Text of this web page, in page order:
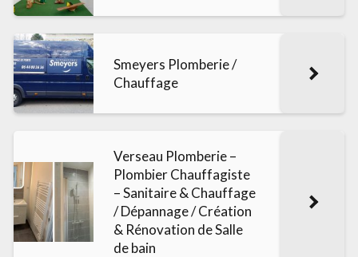
Smeyers Plomberie /
Chauffage
Verseau Plomberie –
Plombier Chauffagiste
– Sanitaire & Chauffage
/ Dépannage / Création
& Rénovation de Salle
de bain